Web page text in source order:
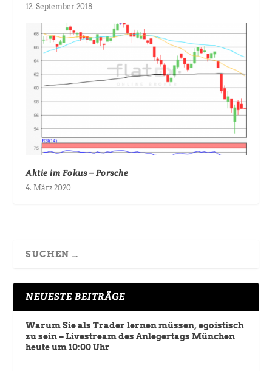
12. September 2018
Aktie im Fokus – Porsche
4. März 2020
NEUESTE BEITRÄGE
Warum Sie als Trader lernen müssen, egoistisch
zu sein – Livestream des Anlegertags München
heute um 10:00 Uhr